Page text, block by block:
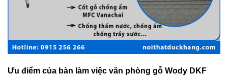
Ưu điểm của bàn làm việc văn phòng gỗ Wody DKF